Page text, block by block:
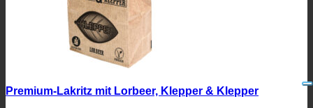
Premium-Lakritz mit Lorbeer, Klepper & Klepper